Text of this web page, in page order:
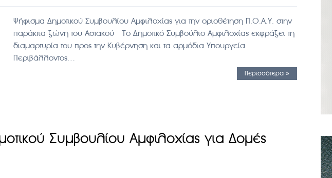
Ψήφισμα Δημοτικού Συμβουλίου Αμφιλοχίας για την οριοθέτηση Π.Ο.Α.Υ. στην
παράκτια ζώνη του Αστακού Το Δημοτικό Συμβούλιο Αμφιλοχίας εκφράζει τη
διαμαρτυρία του προς την Κυβέρνηση και τα αρμόδια Υπουργεία
Περιβάλλοντος…
Περισσότερα »
Συμβουλίου Αμφιλοχίας για Δομές